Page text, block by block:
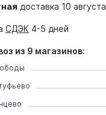
доставка 10 августа
СДЭК 4-5 дней
из 9 магазинов: